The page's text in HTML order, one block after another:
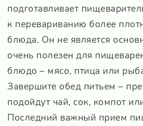
подготавливает
к перевариванию более
блюда. Он не является
очень полезен для
блюдо – мясо, птица или
Завершите обед питьем –
подойдут чай, сок, компот
Последний важный прием